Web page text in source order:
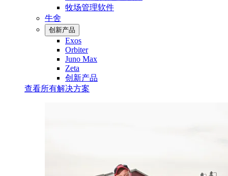
牧场管理软件
牛舍
创新产品
Exos
Orbiter
Juno Max
Zeta
创新产品
查看所有解决方案